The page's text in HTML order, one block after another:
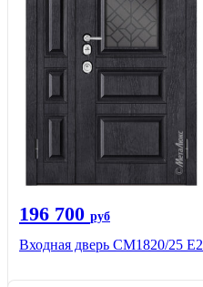
196 700 руб
Входная дверь СМ1820/25 Е2